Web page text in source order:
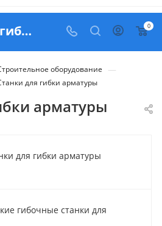
Станки для гибки арматуры - купить в Москве с доставкой по РФ 0
оборудование —
для гибки арматуры
арматуры
для гибки арматуры
гибочные станки для